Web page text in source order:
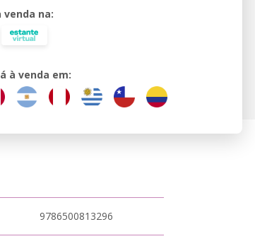
na:
à venda em:
9786500813296